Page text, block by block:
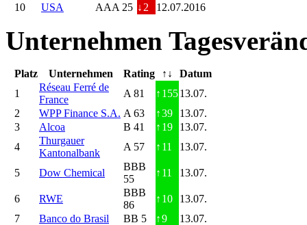
10
USA AAA 25 ↓ 2 12.07.2016
Unternehmen
Platz Unternehmen Rating ↑↓
Datum
1
Réseau Ferré de
France
A 81 ↑ 15513.07.
2
WPP Finance S.A. A 63 ↑39
13.07.
3
Alcoa B 41 ↑ 19
13.07.
4
Thurgauer
Kantonalbank
A 57 ↑ 11 13.07.
5 Dow Chemical
BBB
55
↑ 11 13.07.
6 RWE
BBB
86
↑ 10
13.07.
7
Banco do Brasil BB 5 ↑9
13.07.